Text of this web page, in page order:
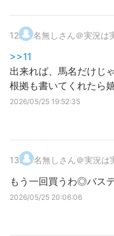
12. 名無しさん＠実況は
>>11
出来れば、馬名だけじ
根拠も書いてくれたら嬉
2026/05/25 19:52:35
13. 名無しさん＠実況は
もう一回買うわ◎バス
2026/05/25 20:06:06